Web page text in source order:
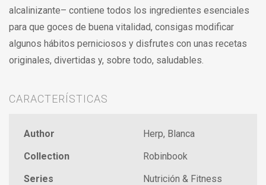
alcalinizante– contiene todos los ingredientes esenciales
para que goces de buena vitalidad, consigas modificar
algunos hábitos perniciosos y disfrutes con unas recetas
originales, divertidas y, sobre todo, saludables.
CARACTERÍSTICAS
Author
Herp, Blanca
Collection
Robinbook
Series
Nutrición & Fitness